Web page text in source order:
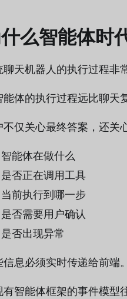
么智能体时
聊天机器人的执行过程非
能体的执行过程远比聊天
不仅关心最终答案，还关
智能体在做什么
是否正在调用工具
当前执行到哪一步
是否需要用户确认
是否出现异常
信息必须实时传递给前端。
有智能体框架的事件模型